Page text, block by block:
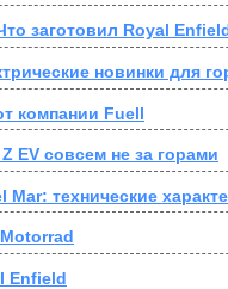
заготовил Royal
новинки для
компании Fuell
EV совсем не за горами
технические
Enfield